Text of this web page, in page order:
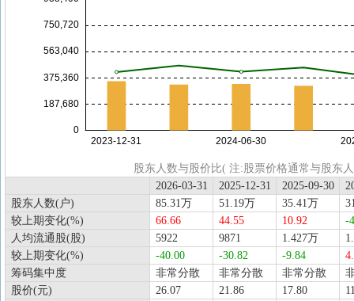
股东人数与股价比( 注:股票价格通常与股东
2026-03-31
2025-12-31 2025-09-30
股东人数(户)
85.31万 51.19万 35.41万
较上期变化(%)
66.66 44.55 10.92
-
人均流通股(股)
5922 9871 1.427万
较上期变化(%)
-40.00 -30.82 -9.84
筹码集中度
非常分散 非常分散 非常分散
股价(元)
26.07 21.86 17.80